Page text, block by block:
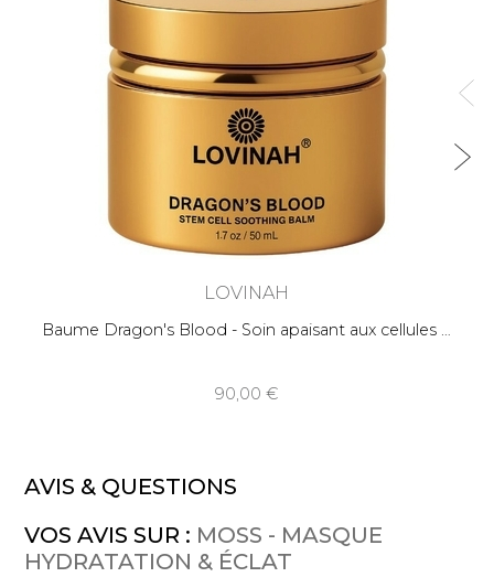
LOVINAH
Baume Dragon's Blood - Soin apaisant aux cellules
90,00
AVIS & QUESTIONS
VOS AVIS SUR : MOSS - MASQUE
HYDRATATION & ÉCLAT